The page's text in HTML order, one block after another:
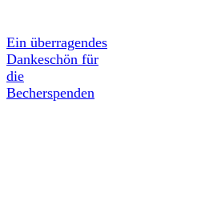
Ein überragendes
Dankeschön für
die
Becherspenden